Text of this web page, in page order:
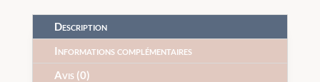
Description
Informations complémentaires
Avis (0)